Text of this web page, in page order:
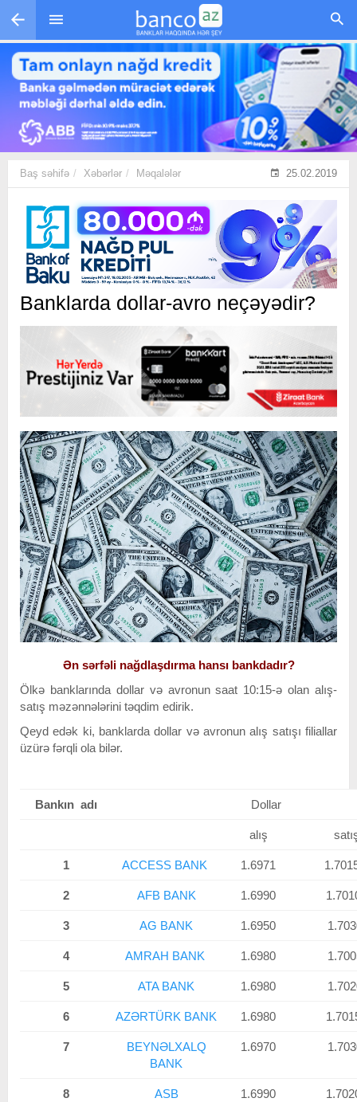
Skip to main content
Baş səhifə Xəbərlər Məqalələr 25.02.2019
Banklarda dollar-avro neçəyədir?
Ən sərfəli nağdlaşdırma hansı bankdadır?
Ölkə banklarında dollar və avronun saat 10:15-ə olan alış-
satış məzənnələrini təqdim edirik.
Qeyd edək ki, banklarda dollar və avronun alış satışı filiallar
üzürə fərqli ola bilər.
Bankın adı Dollar
alış
1 ACCESS BANK 1.6971
2 AFB BANK 1.6990
3 AG BANK 1.6950
4 AMRAH BANK 1.6980
5 ATA BANK 1.6980
6 AZƏRTÜRK BANK 1.6980
7
BEYNƏLXALQ
BANK
1.6970
8 ASB 1.6990